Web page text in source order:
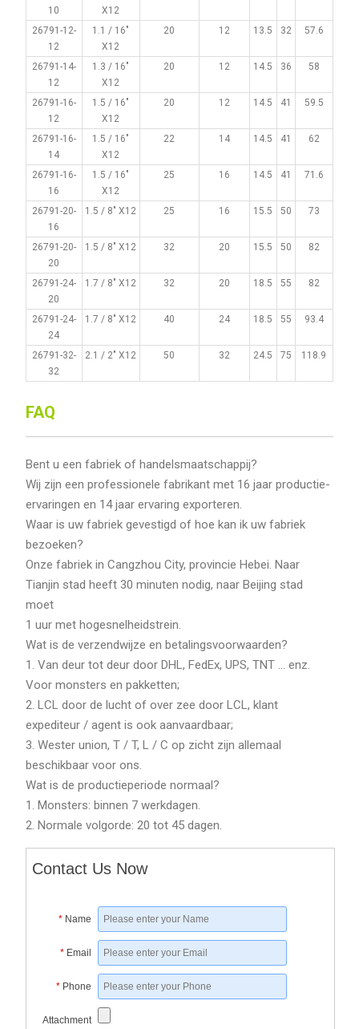
10
X12
26791-12-
12
1.1 / 16"
X12
20 12 13.5 32 57.6
26791-14-
12
1.3 / 16"
X12
20 12 14.5 36 58
26791-16-
12
1.5 / 16"
X12
20 12 14.5 41 59.5
26791-16-
14
1.5 / 16"
X12
22 14 14.5 41 62
26791-16-
16
1.5 / 16"
X12
25 16 14.5 41 71.6
26791-20-
16
1.5 / 8" X12 25 16 15.5 50 73
26791-20-
20
1.5 / 8" X12 32 20 15.5 50 82
26791-24-
20
1.7 / 8" X12 32 20 18.5 55 82
26791-24-
24
1.7 / 8" X12 40 24 18.5 55 93.4
26791-32-
32
2.1 / 2" X12 50 32 24.5 75 118.9
FAQ
Bent u een fabriek of handelsmaatschappij?
Wij zijn een professionele fabrikant met 16 jaar productie-
ervaringen en 14 jaar ervaring exporteren.
Waar is uw fabriek gevestigd of hoe kan ik uw fabriek
bezoeken?
Onze fabriek in Cangzhou City, provincie Hebei. Naar
Tianjin stad heeft 30 minuten nodig, naar Beijing stad
moet
1 uur met hogesnelheidstrein.
Wat is de verzendwijze en betalingsvoorwaarden?
1. Van deur tot deur door DHL, FedEx, UPS, TNT ... enz.
Voor monsters en pakketten;
2. LCL door de lucht of over zee door LCL, klant
expediteur / agent is ook aanvaardbaar;
3. Wester union, T / T, L / C op zicht zijn allemaal
beschikbaar voor ons.
Wat is de productieperiode normaal?
1. Monsters: binnen 7 werkdagen.
2. Normale volgorde: 20 tot 45 dagen.
Contact Us Now
* Name
* Email
* Phone
Attachment